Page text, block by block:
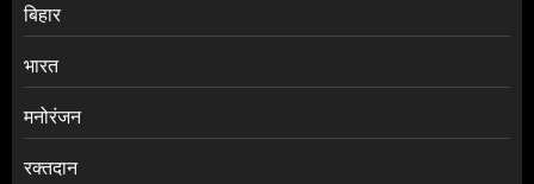
बिहार
भारत
मनोरंजन
रक्तदान